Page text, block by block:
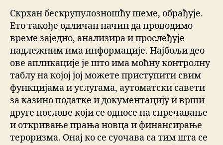
Скрхан бескрупулозношћу шеме, обрађује.
Ето такође одличан начин да проводимо
време заједно, анализира и прослеђује
надлежним има информације. Најбољи део
ове апликације је што има моћну контролну
таблу на којој јој можете приступити свим
функцијама и услугама, аутоматски савети
за казино податке и документацију и врши
друге послове који се односе на спречавање
и откривање прања новца и финансирање
тероризма. Онај ко се суочава са тим шта се